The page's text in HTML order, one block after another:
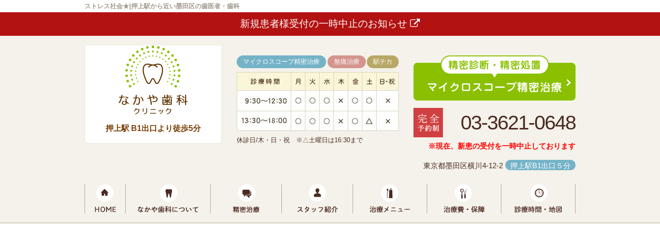
ストレス社会★|押上駅から近い墨田区の歯医者・歯科
新規患者様受付の一時中止のお知らせ
押上駅 B1出口より徒歩5分
マイクロスコープ精密治療 無痛治療 駅チカ
休診日/木・日・祝 ※△土曜日は16:30まで
03-3621-0648
※現在、新患の受付を一時中止しております
東京都墨田区横川4-12-2 押上駅B1出口５分
なかや歯科について マイクロスコープ精密治療スタッフ紹介 治療メニュー 治療費・保証